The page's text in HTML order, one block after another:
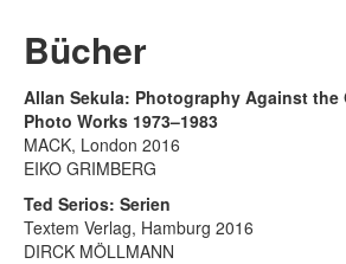
Bücher
Allan Sekula: Photography Against the
Photo Works 1973–1983
MACK, London 2016
EIKO GRIMBERG
Ted Serios: Serien
Textem Verlag, Hamburg 2016
DIRCK MÖLLMANN